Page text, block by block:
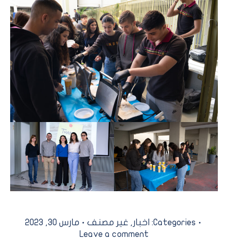
Categories: اخبار , غير مصنف
مارس 30, 2023
Leave a comment